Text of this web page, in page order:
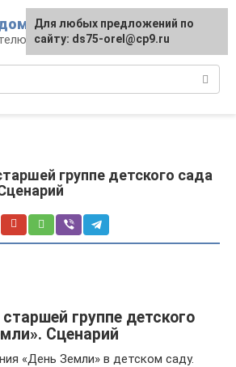
и родителям
группе детского сада
группе детского
Сценарий
«День Земли» в детском саду.
Для любых предложений по
сайту: ds75-orel@cp9.ru